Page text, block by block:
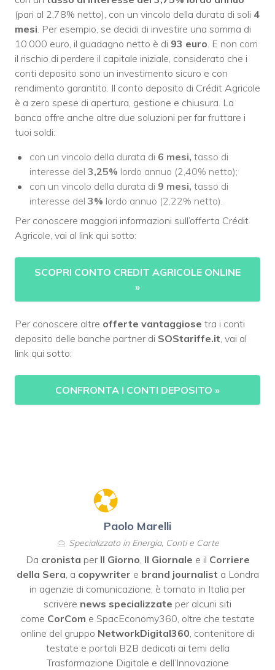
(pari al 2,78% netto), con un vincolo della durata di soli 4
mesi. Per esempio, se decidi di investire una somma di
10.000 euro, il guadagno netto è di 93 euro. E non corri
il rischio di perdere il capitale iniziale, considerato che i
conti deposito sono un investimento sicuro e con
rendimento garantito. Il conto deposito di Crédit Agricole
è a zero spese di apertura, gestione e chiusura. La
banca offre anche altre due soluzioni per far fruttare i
tuoi soldi:
con un vincolo della durata di 6 mesi, tasso di
interesse del 3,25% lordo annuo (2,40% netto);
con un vincolo della durata di 9 mesi, tasso di
interesse del 3% lordo annuo (2,22% netto).
Per conoscere maggiori informazioni sull’offerta Crédit
Agricole, vai al link qui sotto:
SCOPRI CONTO CREDIT AGRICOLE ONLINE
»
Per conoscere altre offerte vantaggiose tra i conti
deposito delle banche partner di SOStariffe.it, vai al
link qui sotto:
CONFRONTA I CONTI DEPOSITO »
Paolo Marelli
Specializzato in Energia, Conti e Carte
Da cronista per Il Giorno, Il Giornale e il Corriere
della Sera, a copywriter e brand journalist a Londra
in agenzie di comunicazione; è tornato in Italia per
scrivere news specializzate per alcuni siti
come CorCom e SpacEconomy360, oltre che testate
online del gruppo NetworkDigital360, contenitore di
testate e portali B2B dedicati ai temi della
Trasformazione Digitale e dell’Innovazione